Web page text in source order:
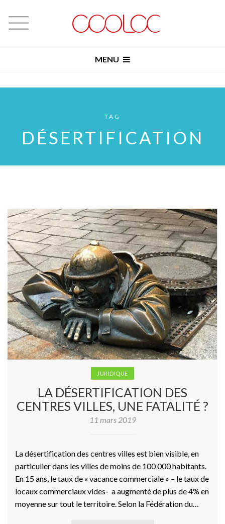
MENU
TAG
DÉSERTIFICATION
JURIDIQUE
LA DÉSERTIFICATION DES
CENTRES VILLES, UNE FATALITÉ ?
11 mars 2019
La désertification des centres villes est bien visible, en
particulier dans les villes de moins de 100 000 habitants.
En 15 ans, le taux de « vacance commerciale » – le taux de
locaux commerciaux vides- a augmenté de plus de 4% en
moyenne sur tout le territoire. Selon la Fédération du…